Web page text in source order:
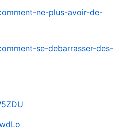
ne-plus-avoir-de-
se-debarrasser-des-